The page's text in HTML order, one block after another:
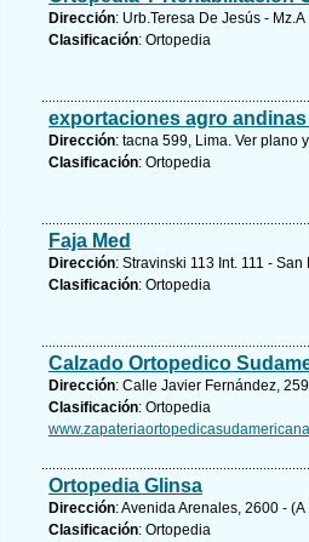
Dirección: Urb.Teresa De Jesús -
Clasificación: Ortopedia
exportaciones agro
Dirección: tacna 599, Lima. Ver plano y
Clasificación: Ortopedia
Faja Med
Dirección: Stravinski 113 Int. 111 -
Clasificación: Ortopedia
Calzado Ortopedico
Dirección: Calle Javier Fernández,
Clasificación: Ortopedia
Ortopedia Glinsa
Dirección: Avenida Arenales, 2600 -
Clasificación: Ortopedia